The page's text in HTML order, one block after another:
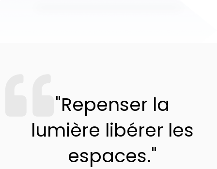
"Repenser la
lumière libérer les
espaces."